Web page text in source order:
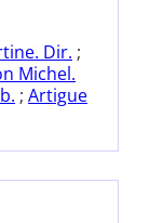
Dir. ;
Michel.
; Artigue